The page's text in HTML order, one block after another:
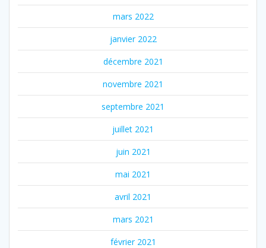
mars 2022
janvier 2022
décembre 2021
novembre 2021
septembre 2021
juillet 2021
juin 2021
mai 2021
avril 2021
mars 2021
février 2021